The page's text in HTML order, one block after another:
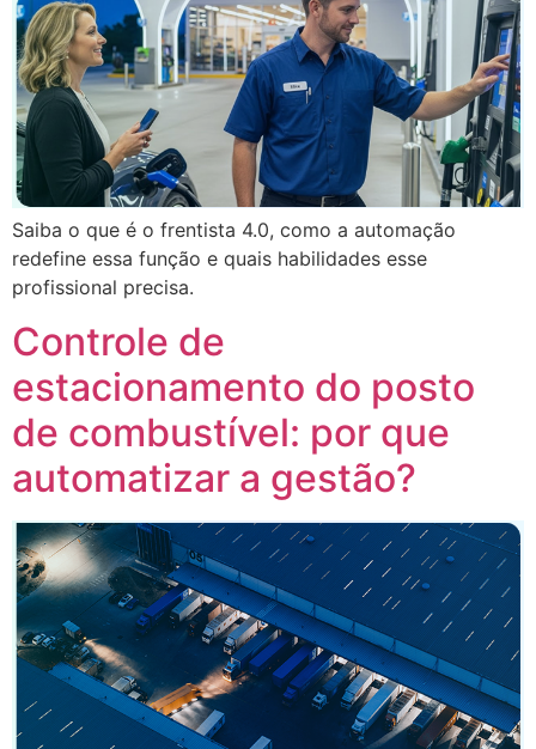
Saiba o que é o frentista 4.0, como a automação
redefine essa função e quais habilidades esse
profissional precisa.
Controle de
estacionamento do posto
de combustível: por que
automatizar a gestão?